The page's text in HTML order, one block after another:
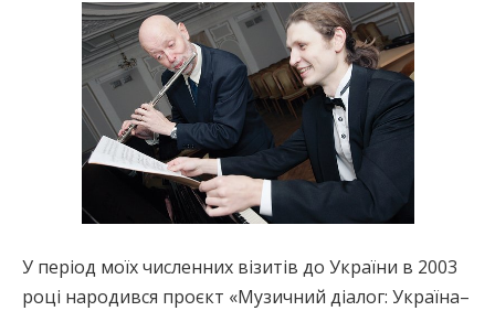
У період моїх численних візитів до України в 2003
році народився проєкт «Музичний діалог: Україна–